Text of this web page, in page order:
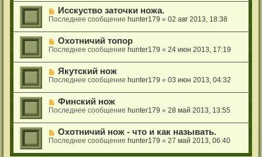
Исскуство заточки ножа.
Последнее сообщение hunter179 «02 авг 2013, 18:38
Охотничий топор
Последнее сообщение hunter179 «24 июн 2013, 17:19
Якутский нож
Последнее сообщение hunter179 «03 июн 2013, 04:32
Финский нож
Последнее сообщение hunter179 «28 май 2013, 13:55
Охотничий нож - что и как называть.
Последнее сообщение hunter179 «27 май 2013, 06:40